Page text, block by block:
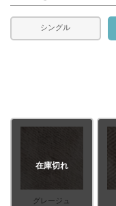
シングル
グレージュ
在庫切れ